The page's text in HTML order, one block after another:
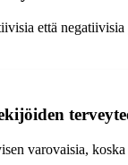
että
varovaisia,